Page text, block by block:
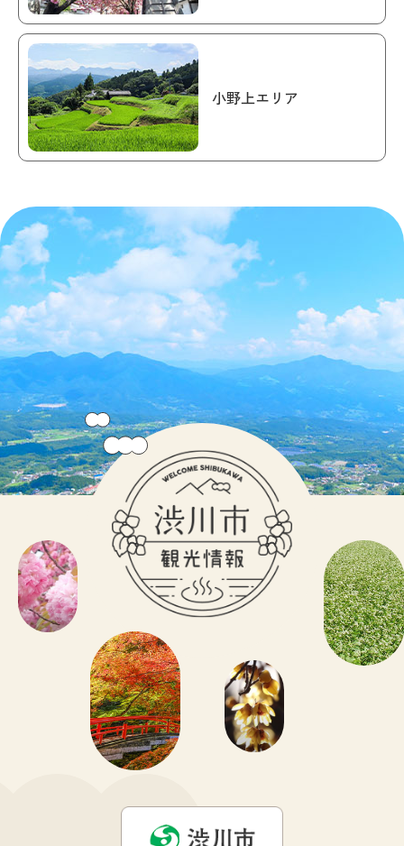
小野上エリア